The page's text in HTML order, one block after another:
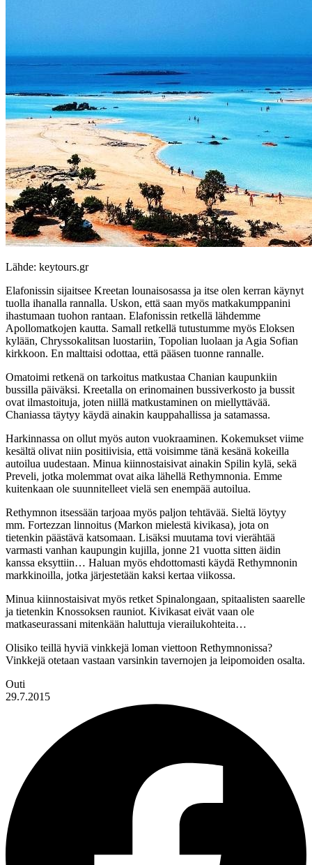
Lähde: keytours.gr
Elafonissin sijaitsee Kreetan lounaisosassa ja itse olen kerran käynyt
tuolla ihanalla rannalla. Uskon, että saan myös matkakumppanini
ihastumaan tuohon rantaan. Elafonissin retkellä lähdemme
Apollomatkojen kautta. Samall retkellä tutustumme myös Eloksen
kylään, Chryssokalitsan luostariin, Topolian luolaan ja Agia Sofian
kirkkoon. En malttaisi odottaa, että pääsen tuonne rannalle.
Omatoimi retkenä on tarkoitus matkustaa Chanian kaupunkiin
bussilla päiväksi. Kreetalla on erinomainen bussiverkosto ja bussit
ovat ilmastoituja, joten niillä matkustaminen on miellyttävää.
Chaniassa täytyy käydä ainakin kauppahallissa ja satamassa.
Harkinnassa on ollut myös auton vuokraaminen. Kokemukset viime
kesältä olivat niin positiivisia, että voisimme tänä kesänä kokeilla
autoilua uudestaan. Minua kiinnostaisivat ainakin Spilin kylä, sekä
Preveli, jotka molemmat ovat aika lähellä Rethymnonia. Emme
kuitenkaan ole suunnitelleet vielä sen enempää autoilua.
Rethymnon itsessään tarjoaa myös paljon tehtävää. Sieltä löytyy
mm. Fortezzan linnoitus (Markon mielestä kivikasa), jota on
tietenkin päästävä katsomaan. Lisäksi muutama tovi vierähtää
varmasti vanhan kaupungin kujilla, jonne 21 vuotta sitten äidin
kanssa eksyttiin… Haluan myös ehdottomasti käydä Rethymnonin
markkinoilla, jotka järjestetään kaksi kertaa viikossa.
Minua kiinnostaisivat myös retket Spinalongaan, spitaalisten saarelle
ja tietenkin Knossoksen rauniot. Kivikasat eivät vaan ole
matkaseurassani mitenkään haluttuja vierailukohteita…
Olisiko teillä hyviä vinkkejä loman viettoon Rethymnonissa?
Vinkkejä otetaan vastaan varsinkin tavernojen ja leipomoiden osalta.
Outi
29.7.2015